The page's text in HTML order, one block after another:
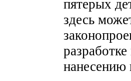
пятерых
здесь
нанесению